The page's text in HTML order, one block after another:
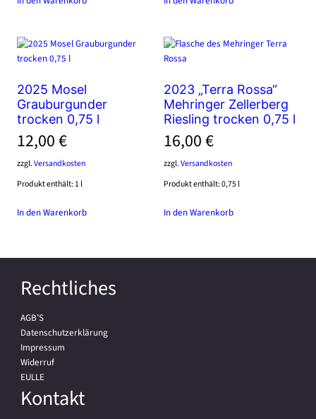
2025 Mosel
Grauburgunder
trocken 0,75 l
12,00€
zzgl.Versandkosten
Produkt enthält: 1l
In den Warenkorb
2023 „Terra Rossa“
Mehringer Zellerberg
Riesling trocken 0,75 l
16,00€
zzgl.Versandkosten
Produkt enthält: 0,75l
In den Warenkorb
Rechtliches
AGB’S
Datenschutzerklärung
Impressum
Widerruf
EULLE
Kontakt